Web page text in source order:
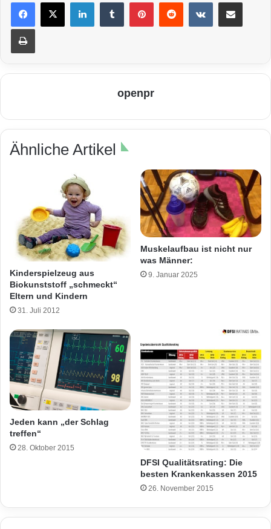
Drucken
openpr
Ähnliche Artikel
Kinderspielzeug aus
Biokunststoff „schmeckt“
Eltern und Kindern
31. Juli 2012
Muskelaufbau ist nicht nur
was Männer:
9. Januar 2025
Jeden kann „der Schlag
treffen“
28. Oktober 2015
DFSI Qualitätsrating: Die
besten Krankenkassen 2015
26. November 2015